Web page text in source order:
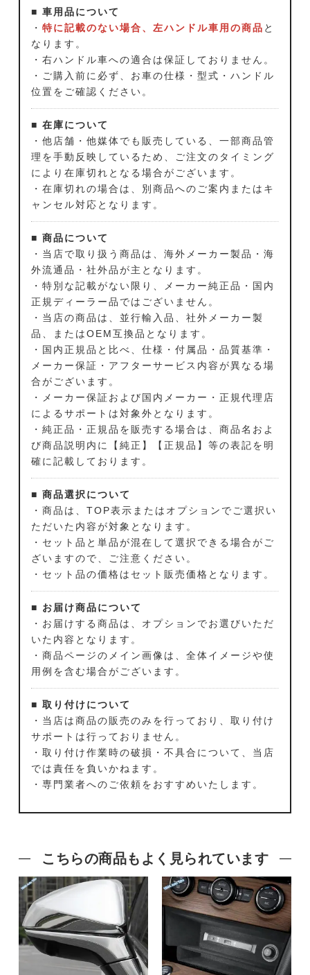
■ 車用品について
・ 特に記載のない場合、左ハンドル車用の商品 と
なります。
・右ハンドル車への適合は保証しておりません。
・ご購入前に必ず、お車の仕様・型式・ハンドル
位置をご確認ください。
■ 在庫について
・他店舗・他媒体でも販売している、一部商品管
理を手動反映しているため、ご注文のタイミング
により在庫切れとなる場合がございます。
・在庫切れの場合は、別商品へのご案内またはキ
ャンセル対応となります。
■ 商品について
・当店で取り扱う商品は、海外メーカー製品・海
外流通品・社外品が主となります。
・特別な記載がない限り、メーカー純正品・国内
正規ディーラー品ではございません。
・当店の商品は、並行輸入品、社外メーカー製
品、またはOEM互換品となります。
・国内正規品と比べ、仕様・付属品・品質基準・
メーカー保証・アフターサービス内容が異なる場
合がございます。
・メーカー保証および国内メーカー・正規代理店
によるサポートは対象外となります。
・純正品・正規品を販売する場合は、商品名およ
び商品説明内に【純正】【正規品】等の表記を明
確に記載しております。
■ 商品選択について
・商品は、TOP表示またはオプションでご選択い
ただいた内容が対象となります。
・セット品と単品が混在して選択できる場合がご
ざいますので、ご注意ください。
・セット品の価格はセット販売価格となります。
■ お届け商品について
・お届けする商品は、オプションでお選びいただ
いた内容となります。
・商品ページのメイン画像は、全体イメージや使
用例を含む場合がございます。
■ 取り付けについて
・当店は商品の販売のみを行っており、取り付け
サポートは行っておりません。
・取り付け作業時の破損・不具合について、当店
では責任を負いかねます。
・専門業者へのご依頼をおすすめいたします。
こちらの商品もよく見られています